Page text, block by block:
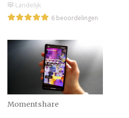
Landelijk
6 beoordelingen
Momentshare